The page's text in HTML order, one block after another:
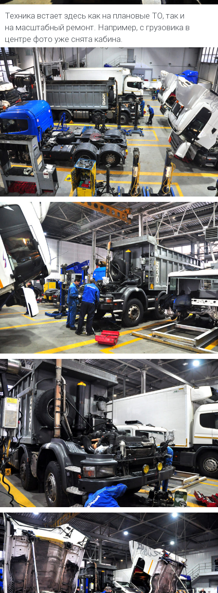
Техника встает здесь как на плановые ТО, так и
на масштабный ремонт. Например, с грузовика в
центре фото уже снята кабина.